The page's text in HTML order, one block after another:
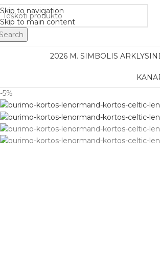
Skip to navigation
Skip to main content
2026 M. SIMBOLIS ARKLYS
-5%